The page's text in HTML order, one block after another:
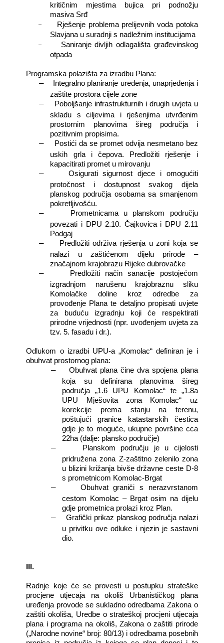
kritičnim mjestima bujica pri podnožju
masiva Srđ
−
Rješenje problema prelijevnih voda potoka
Slavjana u suradnji s nadležnim institucijama
−
Saniranje divljih odlagališta građevinskog
otpada
Programska polazišta za izradbu Plana:
―
Integralno planiranje uređenja, unaprjeđenja i
zaštite prostora cijele zone
―
Poboljšanje infrastrukturnih i drugih uvjeta u
skladu s ciljevima i rješenjima utvrđenim
prostornim planovima šireg područja i
pozitivnim propisima.
―
Postići da se promet odvija nesmetano bez
uskih grla i čepova. Predložiti rješenje i
kapacitirati promet u mirovanju
―
Osigurati sigurnost djece i omogućiti
protočnost i dostupnost svakog dijela
planskog područja osobama sa smanjenom
pokretljivošću.
―
Prometnicama u planskom području
povezati i DPU 2.10. Čajkovica i DPU 2.11
Podgaj
―
Predložiti održiva rješenja u zoni koja se
nalazi u zaštićenom dijelu prirode –
značajnom krajobrazu Rijeke dubrovačke
―
Predložiti način sanacije postojećom
izgradnjom narušenu krajobraznu sliku
Komolačke doline kroz odredbe za
provođenje Plana te detaljno propisati uvjete
za buduću izgradnju koji će respektirati
prirodne vrijednosti (npr. uvođenjem uvjeta za
tzv. 5. fasadu i dr.).
Odlukom o izradbi UPU-a „Komolac“ definiran je i
obuhvat prostornog plana:
―
Obuhvat plana čine dva spojena plana
koja su definirana planovima šireg
područja „1.6 UPU Komolac“ te „1.8a
UPU Mješovita zona Komolac“ uz
korekcije prema stanju na terenu,
poštujući granice katastarskih čestica
gdje je to moguće, ukupne površine cca
22ha (dalje: plansko područje)
―
Planskom području je u cijelosti
pridružena zona Z-zaštitno zelenilo zona
u blizini križanja bivše državne ceste D-8
s prometnicom Komolac-Brgat
―
Obuhvat graniči s nerazvrstanom
cestom Komolac – Brgat osim na dijelu
gdje prometnica prolazi kroz Plan.
―
Grafički prikaz planskog područja nalazi
u privitku ove odluke i njezin je sastavni
dio.
III.
Radnje koje će se provesti u postupku strateške
procjene utjecaja na okoliš Urbanističkog plana
uređenja provode se sukladno odredbama Zakona o
zaštiti okoliša, Uredbe o strateškoj procjeni utjecaja
plana i programa na okoliš, Zakona o zaštiti prirode
(„Narodne novine“ broj: 80/13) i odredbama posebnih